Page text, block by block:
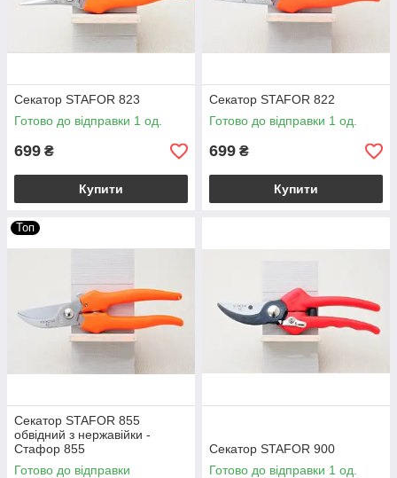
Секатор STAFOR 823
Готово до відправки 1 од.
699 ₴
Купити
Секатор STAFOR 822
Готово до відправки 1 од.
699 ₴
Купити
Топ
Секатор STAFOR 855
обвідний з нержавійки -
Стафор 855
Готово до відправки
Секатор STAFOR 900
Готово до відправки 1 од.